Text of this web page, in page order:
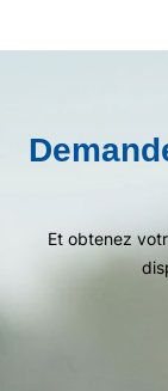
Et obtenez